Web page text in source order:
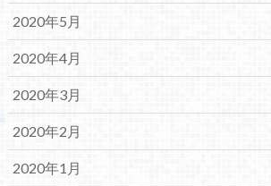
2020年5月
2020年4月
2020年3月
2020年2月
2020年1月